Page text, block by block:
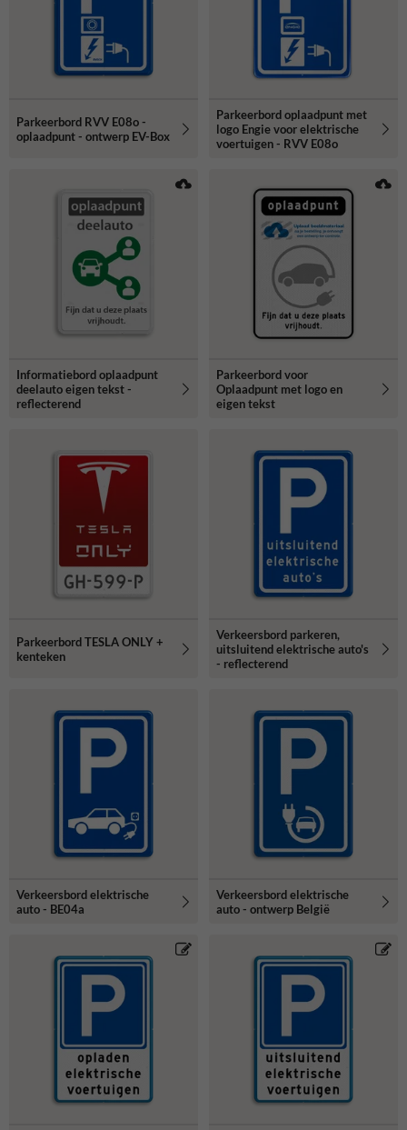
Parkeerbord RVV E08o -
oplaadpunt - ontwerp EV-Box
Parkeerbord oplaadpunt met
logo Engie voor elektrische
voertuigen - RVV E08o
Informatiebord oplaadpunt
deelauto eigen tekst -
reflecterend
Parkeerbord voor
Oplaadpunt met logo en
eigen tekst
Parkeerbord TESLA ONLY +
kenteken
Verkeersbord parkeren,
uitsluitend elektrische auto's
- reflecterend
Verkeersbord elektrische
auto - BE04a
Verkeersbord elektrische
auto - ontwerp België